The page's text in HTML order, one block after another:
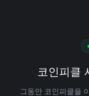
코인피클
그동안 코인피클을